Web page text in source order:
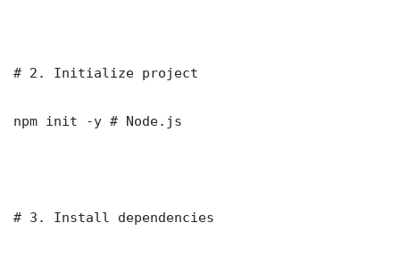
# 2. Initialize project
npm init -y # Node.js
# 3. Install dependencies